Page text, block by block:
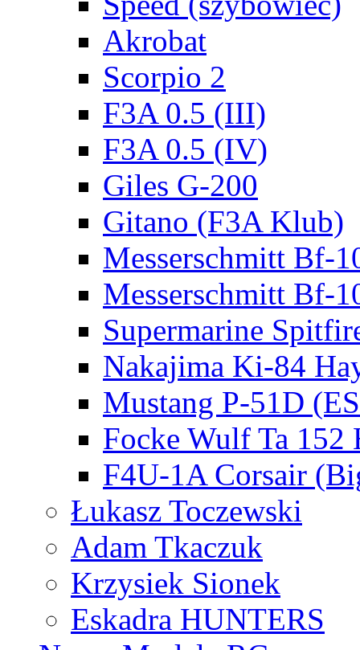
Akrobat
Scorpio 2
F3A 0.5 (III)
F3A 0.5 (IV)
Giles G-200
Gitano (F3A Klub)
Messerschmitt Bf-
Messerschmitt Bf-
Supermarine
Nakajima Ki-84
Mustang P-51D
Focke Wulf Ta 152
F4U-1A Corsair
Łukasz Toczewski
Adam Tkaczuk
Krzysiek Sionek
Eskadra HUNTERS